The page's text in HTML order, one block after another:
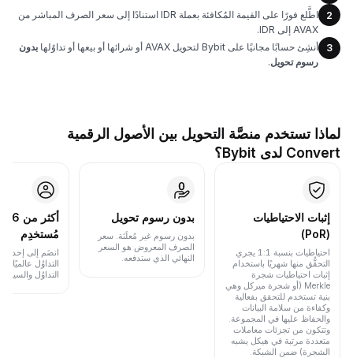
2
اطَّلع فورًا على القيمة المُكافئة بعملة IDR استنادًا إلى سعر الصرف المباشر من
AVAX إلى IDR.
3
أنشِئ حسابًا مجانيًا على Bybit لتحويل AVAX أو شرائها أو بيعها أو تداوُلها
بدون
رسوم تحويل.
لماذا تستخدم منصَّة التحويل بين الأصول الرقمية
Convert لدى Bybit؟
إثبات الاحتياطيات
(PoR)
احتياطيات بنسبة 1:1 يجري
التحقُّق منها شهريًا باستخدام
إثبات احتياطيات شجرة
Merkle (أو شجرة ميركل وهي
بنية تستخدم للتحقق بفعالية
وكفاءة من سلامة البيانات
والحفاظ عليها في المجموعة.
وتتكون من تجزئات معاملات
متعددة مرتبة في هيكل يشبه
الشجرة) ضمن الشبكة.
بدون رسوم تحويل
بدون رسوم غير مُعلَنَة. سعر
الصرف المعروض هو السعر
النهائي الذي ستدفعه.
مُستخدِم
انضَم إلى إحدى
التداوُل
التداوُل والسيولة.